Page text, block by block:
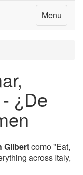
Menu
¿De
Gilbertcomo "Eat,
across Italy,